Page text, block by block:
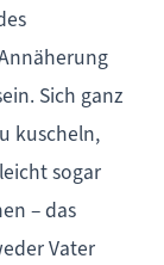
Sich ganz
kuscheln,
sogar
– das
Vater